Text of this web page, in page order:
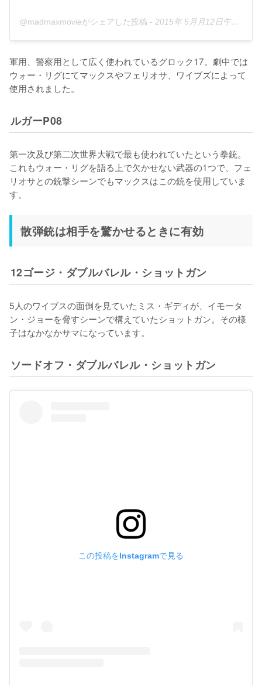
@madmaxmovieがシェアした投稿 - 2015年 5月月12日午前8時03分PDT
軍用、警察用として広く使われているグロック17。劇中では
ウォー・リグにてマックスやフェリオサ、ワイブズによって
使用されました。
ルガーP08
第一次及び第二次世界大戦で最も使われていたという拳銃。
これもウォー・リグを語る上で欠かせない武器の1つで、フェ
リオサとの銃撃シーンでもマックスはこの銃を使用していま
す。
散弾銃は相手を驚かせるときに有効
12ゴージ・ダブルバレル・ショットガン
5人のワイブスの面倒を見ていたミス・ギディが、イモータ
ン・ジョーを脅すシーンで構えていたショットガン。その様
子はなかなかサマになっています。
ソードオフ・ダブルバレル・ショットガン
この投稿をInstagramで見る